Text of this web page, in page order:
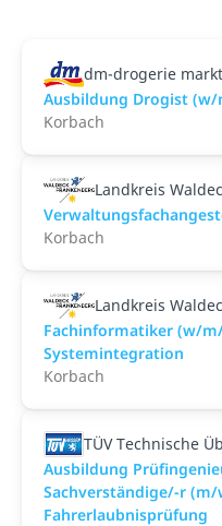
dm-drogerie markt
Ausbildung Drogist (w/
Korbach
Landkreis
Korbach
Landkreis
Fachinformatiker (w/
Systemintegration
Korbach
TÜV Technische
Ausbildung
Sachverständige/-r
Fahrerlaubnisprüfung